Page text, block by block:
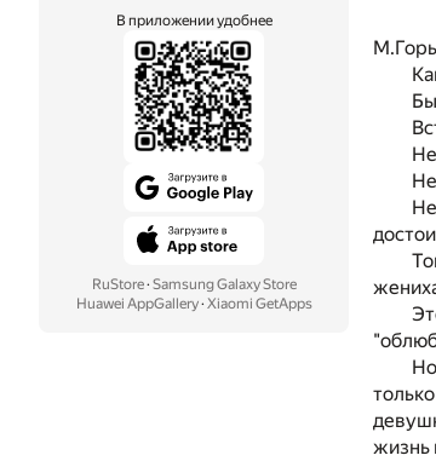
В приложении удобнее
RuStore· Samsung Galaxy Store
Huawei AppGallery· Xiaomi GetApps
жизнь